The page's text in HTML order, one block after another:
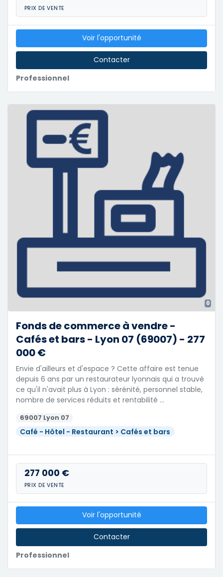
PRIX DE VENTE
Professionnel
Voir l'opportunité
Contacter
0
Fonds de commerce à vendre -
Cafés et bars - Lyon 07 (69007) - 277
000 €
Envie d'ailleurs et d'espace ? Cette affaire est tenue
depuis 6 ans par un restaurateur lyonnais qui a trouvé
ce qu'il n'avait plus à Lyon : sérénité, personnel stable,
nombre de services réduits et rentabilité …
69007 Lyon 07
Café - Hôtel - Restaurant > Cafés et bars
277 000 €
PRIX DE VENTE
Professionnel
Voir l'opportunité
Contacter